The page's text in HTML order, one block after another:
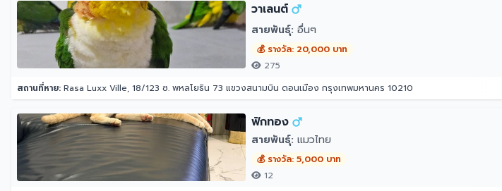
วาเลนต์
สายพันธุ์: อื่นๆ
💰 รางวัล: 20,000 บาท
275
สถานที่หาย: Rasa Luxx Ville, 18/123 ซ. พหลโยธิน 73 แขวงสนามบิน ดอนเมือง กรุงเทพมหานคร 10210
ฟักทอง
สายพันธุ์: แมวไทย
💰 รางวัล: 5,000 บาท
12